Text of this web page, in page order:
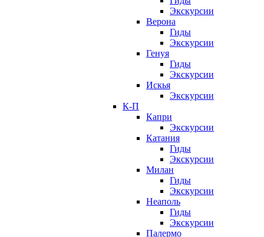
Экскурсии
Верона
Гиды
Экскурсии
Генуя
Гиды
Экскурсии
Искья
Экскурсии
К-П
Капри
Экскурсии
Катания
Гиды
Экскурсии
Милан
Гиды
Экскурсии
Неаполь
Гиды
Экскурсии
Палермо